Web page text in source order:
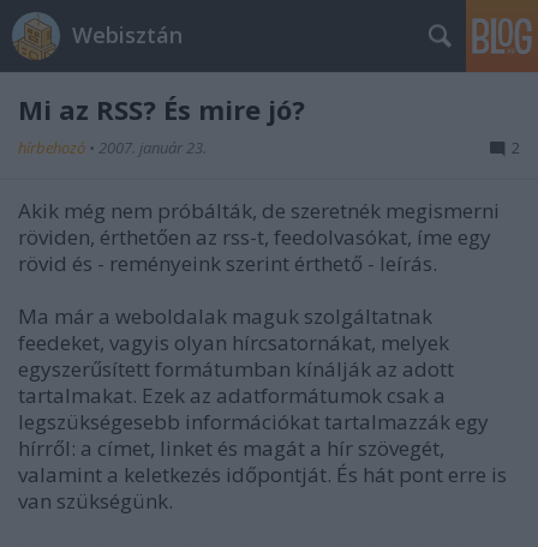
Webisztán
Mi az RSS? És mire jó?
hírbehozó • 2007. január 23. 2
Akik még nem próbálták, de szeretnék megismerni
röviden, érthetően az rss-t, feedolvasókat, íme egy
rövid és - reményeink szerint érthető - leírás.
Ma már a weboldalak maguk szolgáltatnak
feedeket, vagyis olyan hírcsatornákat, melyek
egyszerűsített formátumban kínálják az adott
tartalmakat. Ezek az adatformátumok csak a
legszükségesebb információkat tartalmazzák egy
hírről: a címet, linket és magát a hír szövegét,
valamint a keletkezés időpontját. És hát pont erre is
van szükségünk.